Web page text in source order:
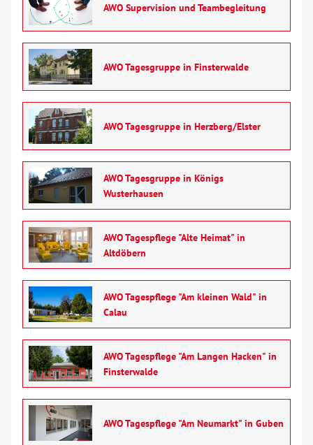
AWO Supervision und Teambegleitung
AWO Tagesgruppe in Finsterwalde
AWO Tagesgruppe in Herzberg/Elster
AWO Tagesgruppe in Königs
Wusterhausen
AWO Tagespflege "Alte Heimat" in
Altdöbern
AWO Tagespflege "Am kleinen Wald" in
Calau
AWO Tagespflege "Am Langen Hacken" in
Finsterwalde
AWO Tagespflege "Am Neumarkt" in Guben